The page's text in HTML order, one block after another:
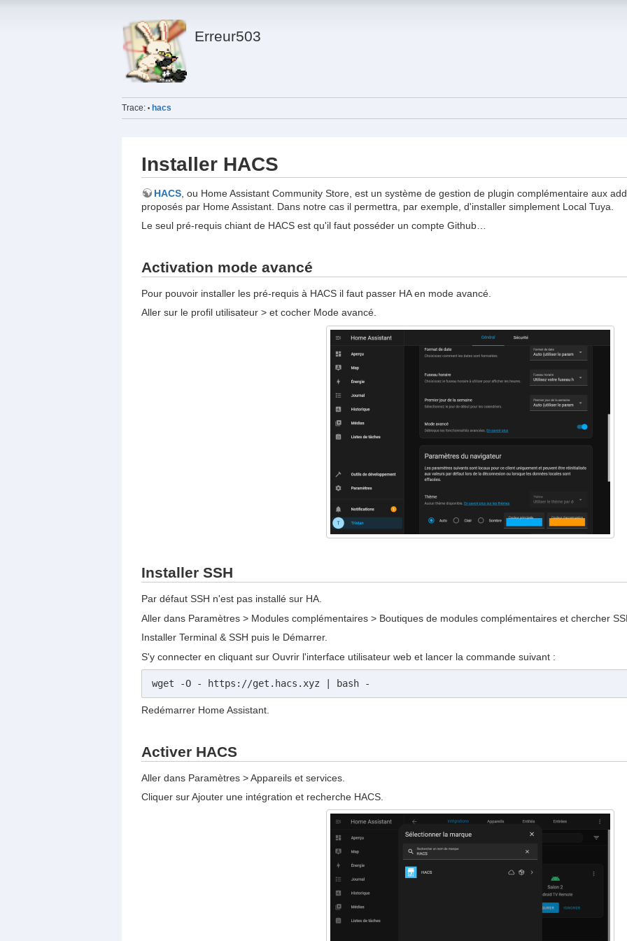
Erreur503
Trace: • hacs
Installer HACS
HACS , ou Home Assistant Community Store, est un système de gestion de plugin complémentaire aux
proposés par Home Assistant. Dans notre cas il permettra, par exemple, d'installer simplement Local Tuya.
Le seul pré-requis chiant de HACS est qu'il faut posséder un compte Github…
Activation mode avancé
Pour pouvoir installer les pré-requis à HACS il faut passer HA en mode avancé.
Aller sur le profil utilisateur > et cocher Mode avancé.
Installer SSH
Par défaut SSH n'est pas installé sur HA.
Aller dans Paramètres > Modules complémentaires > Boutiques de modules complémentaires et chercher
Installer Terminal & SSH puis le Démarrer.
S'y connecter en cliquant sur Ouvrir l'interface utilisateur web et lancer la commande suivant :
wget -O - https://get.hacs.xyz | bash -
Redémarrer Home Assistant.
Activer HACS
Aller dans Paramètres > Appareils et services.
Cliquer sur Ajouter une intégration et recherche HACS.